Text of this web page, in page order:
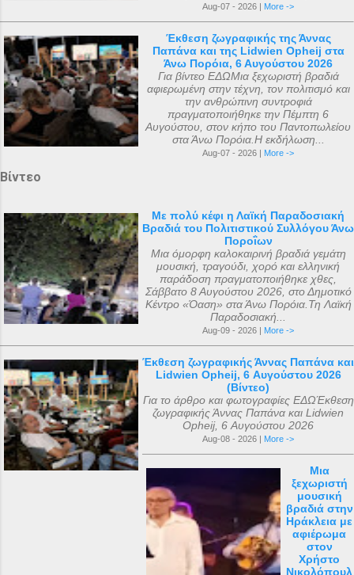
Aug-07 - 2026 | More ->
Έκθεση ζωγραφικής της Άννας
Παπάνα και της Lidwien Opheij στα
Άνω Πορόια, 6 Αυγούστου 2026
Για βίντεο ΕΔΩΜια ξεχωριστή βραδιά
αφιερωμένη στην τέχνη, τον πολιτισμό και
την ανθρώπινη συντροφιά
πραγματοποιήθηκε την Πέμπτη 6
Αυγούστου, στον κήπο του Παντοπωλείου
στα Άνω Πορόια.Η εκδήλωση...
Aug-07 - 2026 | More ->
Βίντεο
Με πολύ κέφι η Λαϊκή Παραδοσιακή
Βραδιά του Πολιτιστικού Συλλόγου Άνω
Ποροΐων
Μια όμορφη καλοκαιρινή βραδιά γεμάτη
μουσική, τραγούδι, χορό και ελληνική
παράδοση πραγματοποιήθηκε χθες,
Σάββατο 8 Αυγούστου 2026, στο Δημοτικό
Κέντρο «Όαση» στα Άνω Πορόια.Τη Λαϊκή
Παραδοσιακή...
Aug-09 - 2026 | More ->
Έκθεση ζωγραφικής Άννας Παπάνα και
Lidwien Opheij, 6 Αυγούστου 2026
(Βίντεο)
Για το άρθρο και φωτογραφίες ΕΔΩΈκθεση
ζωγραφικής Άννας Παπάνα και Lidwien
Opheij, 6 Αυγούστου 2026
Aug-08 - 2026 | More ->
Μια
ξεχωριστή
μουσική
βραδιά στην
Ηράκλεια με
αφιέρωμα
στον
Χρήστο
Νικολόπουλ